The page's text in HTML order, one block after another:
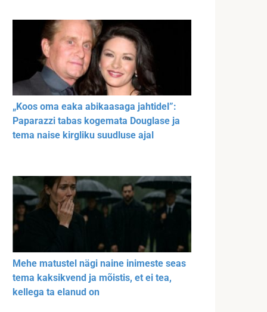
„Koos oma eaka abikaasaga jahtidel”:
Paparazzi tabas kogemata Douglase ja
tema naise kirgliku suudluse ajal
Mehe matustel nägi naine inimeste seas
tema kaksikvend ja mõistis, et ei tea,
kellega ta elanud on